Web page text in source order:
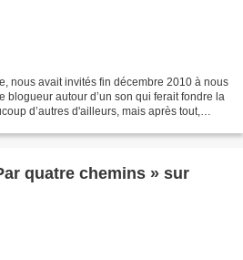
nous avait invités fin décembre 2010 à nous
blogueur autour d’un son qui ferait fondre la
d’autres d'ailleurs, mais après tout,
quatre chemins » sur